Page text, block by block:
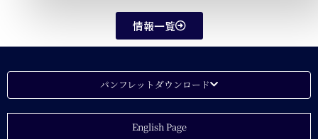
情報一覧
パンフレットダウンロード
English Page